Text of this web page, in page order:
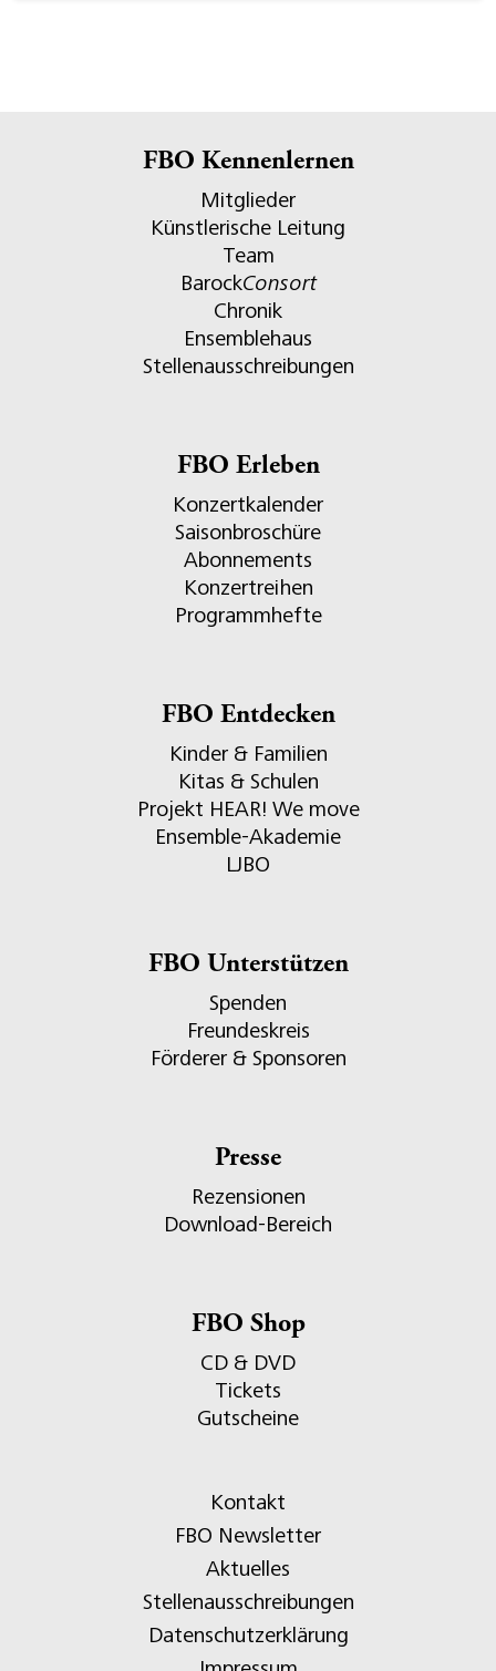
FBO Kennenlernen
Mitglieder
Künstlerische Leitung
Team
BarockConsort
Chronik
Ensemblehaus
Stellenausschreibungen
FBO Erleben
Konzertkalender
Saisonbroschüre
Abonnements
Konzertreihen
Programmhefte
FBO Entdecken
Kinder & Familien
Kitas & Schulen
Projekt HEAR! We move
Ensemble-Akademie
LJBO
FBO Unterstützen
Spenden
Freundeskreis
Förderer & Sponsoren
Presse
Rezensionen
Download-Bereich
FBO Shop
CD & DVD
Tickets
Gutscheine
Kontakt
FBO Newsletter
Aktuelles
Stellenausschreibungen
Datenschutzerklärung